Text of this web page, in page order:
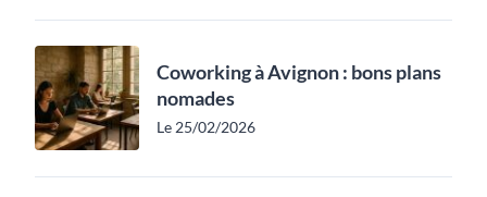
Coworking à Avignon : bons plans
nomades
Le 25/02/2026